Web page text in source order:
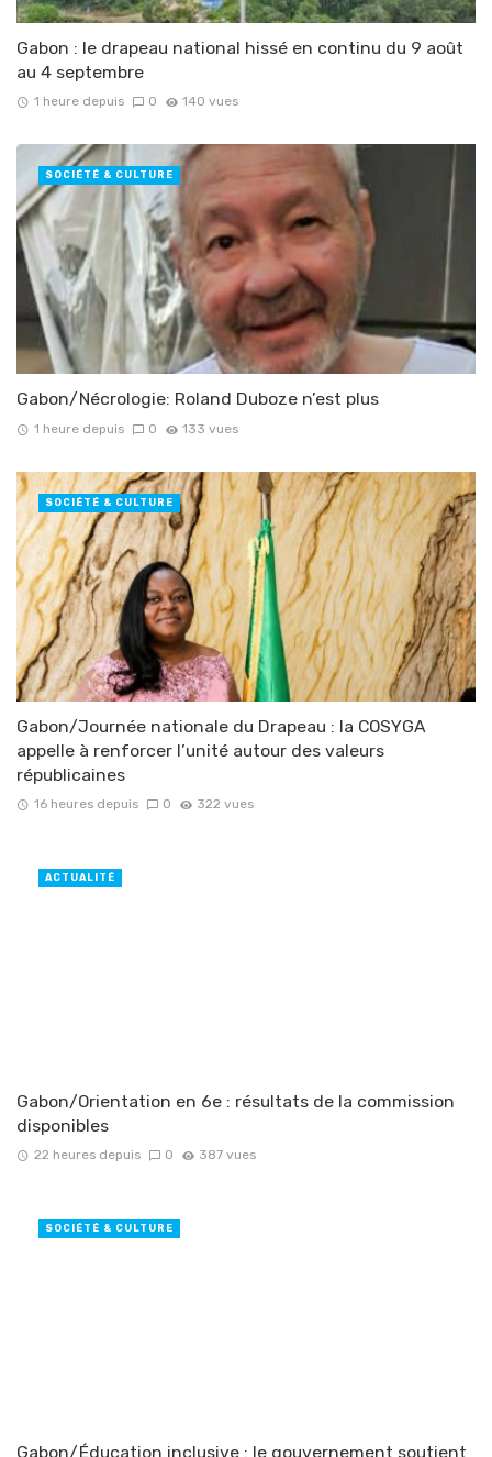
Gabon : le drapeau national hissé en continu du 9 août
au 4 septembre
1 heure depuis 0 140 vues
Gabon/Nécrologie: Roland Duboze n’est plus
1 heure depuis 0 133 vues
SOCIÉTÉ & CULTURE
Gabon/Journée nationale du Drapeau : la COSYGA
appelle à renforcer l’unité autour des valeurs
républicaines
16 heures depuis 0 322 vues
SOCIÉTÉ & CULTURE
Gabon/Orientation en 6e : résultats de la commission
disponibles
22 heures depuis 0 387 vues
ACTUALITÉ
Gabon/Éducation inclusive : le gouvernement soutient
SOCIÉTÉ & CULTURE